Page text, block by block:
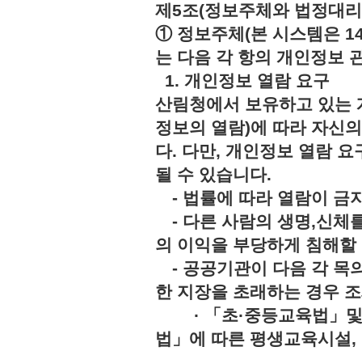
제5조(정보주체와 법정대
① 정보주체(본 시스템은
는 다음 각 항의 개인정보
1. 개인정보 열람 요구
산림청에서 보유하고 있는
정보의 열람)에 따라 자신
다. 다만, 개인정보 열람
될 수 있습니다.
- 법률에 따라 열람이
- 다른 사람의 생명,신체
의 이익을 부당하게 침
- 공공기관이 다음 각 목
한 지장을 초래하는 경우
· 「초·중등교육법」및
법」에 따른 평생교육시설